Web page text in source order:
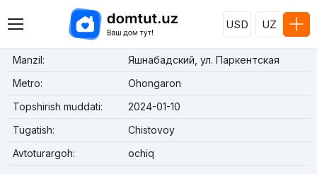
USD UZ
Manzil:
Яшнабадский, ул. Паркентская
Metro:
Ohongaron
Topshirish muddati:
2024-01-10
Tugatish:
Chistovoy
Avtoturargoh:
ochiq